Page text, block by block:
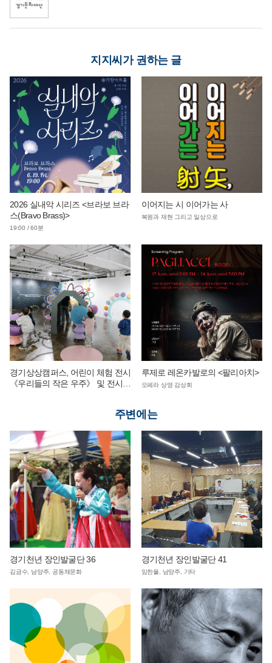
지지씨가 권하는 글
2026 실내악 시리즈 <브라보 브라
스(Bravo Brass)>
19:00 / 60분
이어지는 시 이어가는 사
복원과 재현 그리고 일상으로
경기상상캠퍼스, 어린이 체험 전시
《우리들의 작은 우주》 및 전시
루제로 레온카발로의 <팔리아치>
오페라 상영 감상회
주변에는
경기천년 장인발굴단 36
김금수, 남양주, 공동체문화
경기천년 장인발굴단 41
임한율, 남양주, 기타